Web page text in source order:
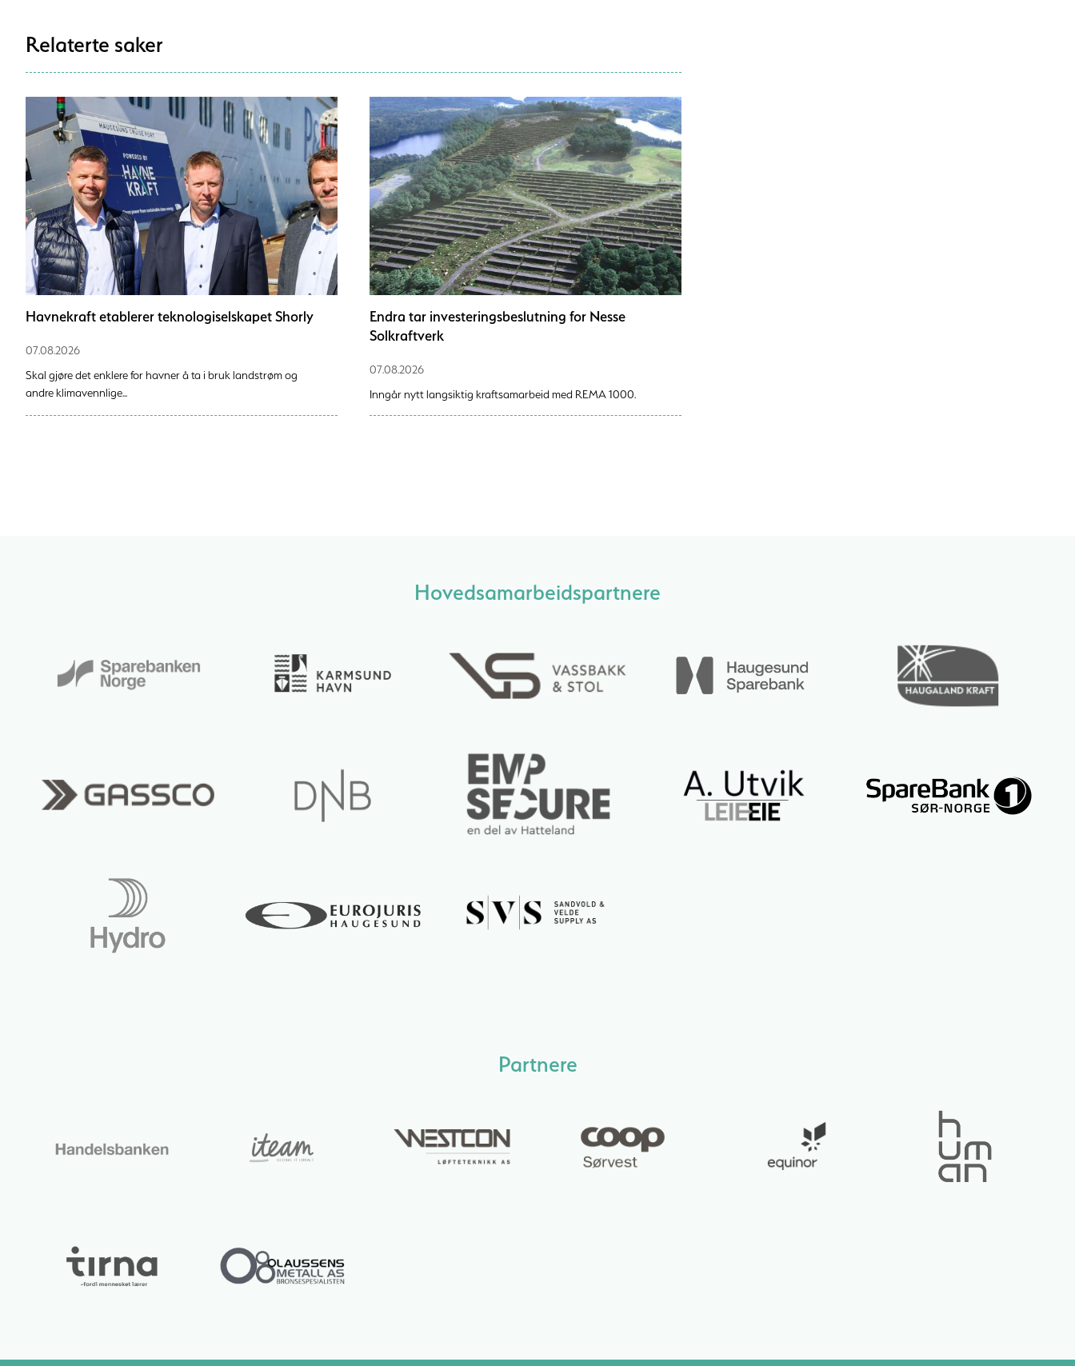
Relaterte saker
Havnekraft etablerer teknologiselskapet Shorly
07.08.2026
Skal gjøre det enklere for havner å ta i bruk landstrøm og
andre klimavennlige...
Endra tar investeringsbeslutning for Nesse
Solkraftverk
07.08.2026
Inngår nytt langsiktig kraftsamarbeid med REMA 1000.
Hovedsamarbeidspartnere
Partnere